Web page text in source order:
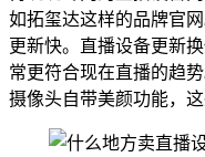
如拓玺达这样的品牌官
更新快。直播设备更新
常更符合现在直播的趋
摄像头自带美颜功能，